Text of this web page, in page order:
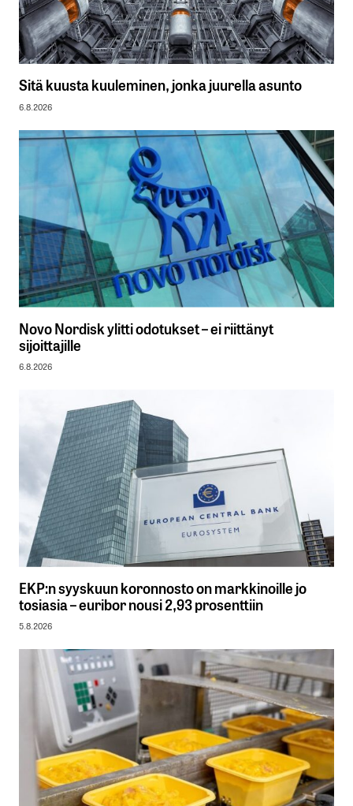
Sitä kuusta kuuleminen, jonka juurella asunto
6.8.2026
Novo Nordisk ylitti odotukset – ei riittänyt
sijoittajille
6.8.2026
EKP:n syyskuun koronnosto on markkinoille jo
tosiasia – euribor nousi 2,93 prosenttiin
5.8.2026